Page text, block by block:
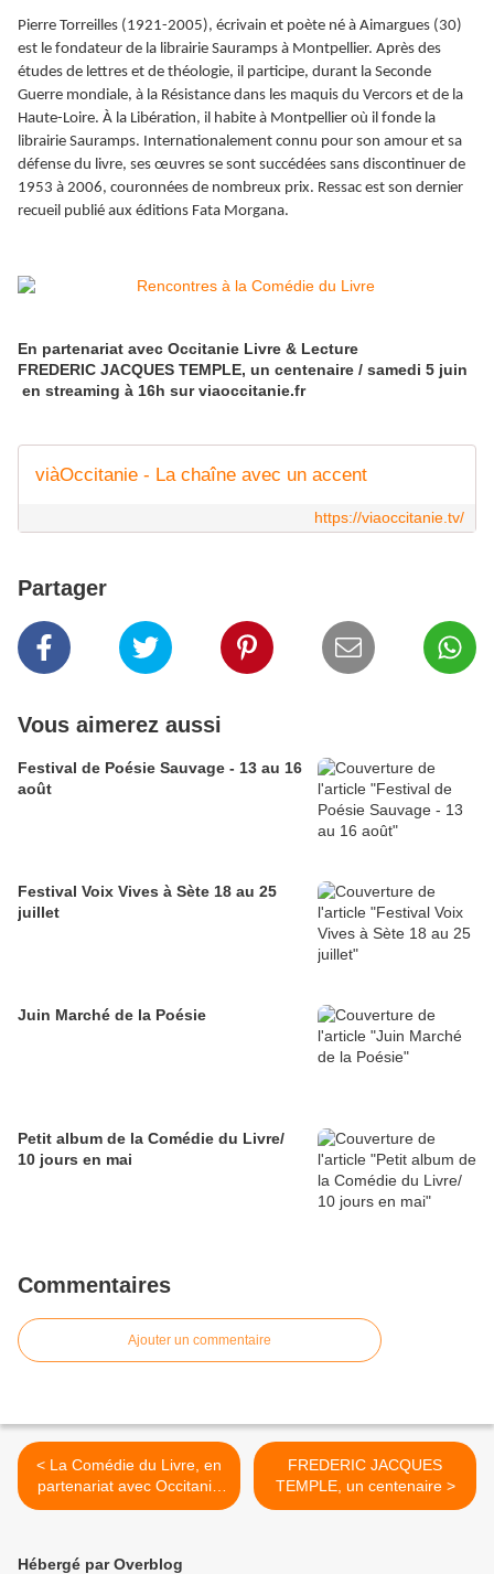
Pierre Torreilles (1921-2005), écrivain et poète né à Aimargues (30)
est le fondateur de la librairie Sauramps à Montpellier. Après des
études de lettres et de théologie, il participe, durant la Seconde
Guerre mondiale, à la Résistance dans les maquis du Vercors et de la
Haute-Loire. À la Libération, il habite à Montpellier où il fonde la
librairie Sauramps. Internationalement connu pour son amour et sa
défense du livre, ses œuvres se sont succédées sans discontinuer de
1953 à 2006, couronnées de nombreux prix. Ressac est son dernier
recueil publié aux éditions Fata Morgana.
En partenariat avec Occitanie Livre & Lecture
FREDERIC JACQUES TEMPLE, un centenaire / samedi 5 juin
en streaming à 16h sur viaoccitanie.fr
viàOccitanie - La chaîne avec un accent
https://viaoccitanie.tv/
Partager
Vous aimerez aussi
Festival de Poésie Sauvage - 13 au 16
août
Festival Voix Vives à Sète 18 au 25
juillet
Juin Marché de la Poésie
Petit album de la Comédie du Livre/
10 jours en mai
Commentaires
Ajouter un commentaire
< La Comédie du Livre, en
partenariat avec Occitanie
Livre & Lecture
FREDERIC JACQUES
TEMPLE, un centenaire >
Hébergé par Overblog